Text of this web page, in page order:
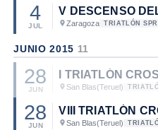
4
JUL Zaragoza TRIATLÓN
JUNIO 2015 11
28
JUN San Blas(Teruel)
28
JUN San Blas(Teruel)